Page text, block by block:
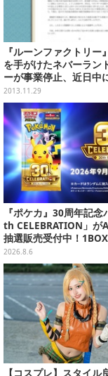
『ルーンファクトリー
を手がけたネバーラン
ーが事業停止、近日中
開始の申し立てを予定
2013.11.29
『ポケカ』30周年記
th CELEBRATION」が
抽選販売受付中！
ク入り）
2026.8.6
【コスプレ】スタイル